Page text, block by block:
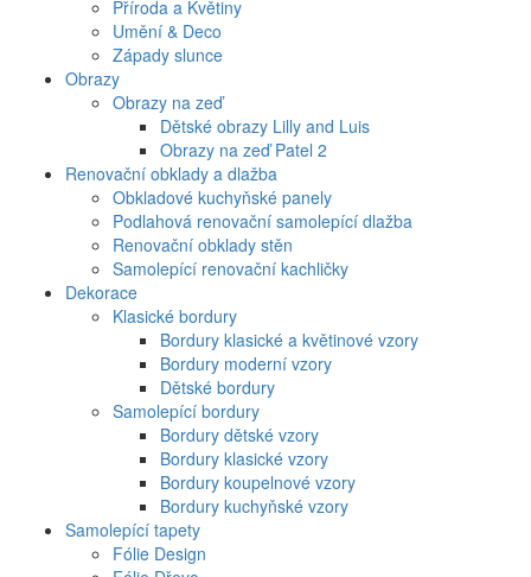
Příroda a Květiny
Umění & Deco
Západy slunce
Obrazy
Obrazy na zeď
Dětské obrazy Lilly and Luis
Obrazy na zeď Patel 2
Renovační obklady a dlažba
Obkladové kuchyňské panely
Podlahová renovační samolepící dlažba
Renovační obklady stěn
Samolepící renovační kachličky
Dekorace
Klasické bordury
Bordury klasické a květinové vzory
Bordury moderní vzory
Dětské bordury
Samolepící bordury
Bordury dětské vzory
Bordury klasické vzory
Bordury koupelnové vzory
Bordury kuchyňské vzory
Samolepící tapety
Fólie Design